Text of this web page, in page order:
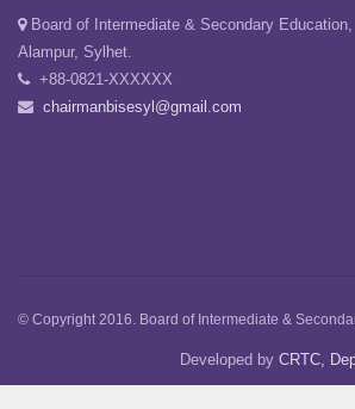
Board of Intermediate & Secondary Education,
Alampur, Sylhet.
+88-0821-XXXXXX
chairmanbisesyl@gmail.com
© Copyright 2016. Board of Intermediate &
Developed by CRTC,